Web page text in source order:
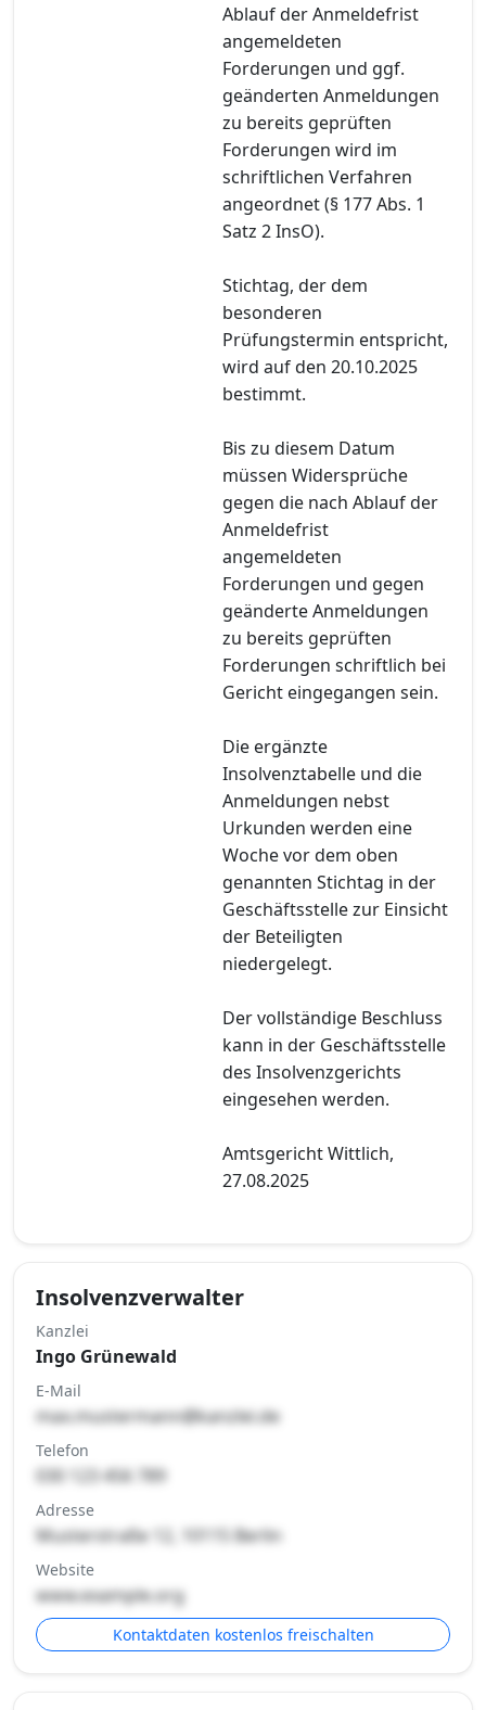
Ablauf der Anmeldefrist
angemeldeten
Forderungen und ggf.
geänderten Anmeldungen
zu bereits geprüften
Forderungen wird im
schriftlichen Verfahren
angeordnet (§ 177 Abs. 1
Satz 2 InsO).
Stichtag, der dem
besonderen
Prüfungstermin entspricht,
wird auf den 20.10.2025
bestimmt.
Bis zu diesem Datum
müssen Widersprüche
gegen die nach Ablauf der
Anmeldefrist
angemeldeten
Forderungen und gegen
geänderte Anmeldungen
zu bereits geprüften
Forderungen schriftlich bei
Gericht eingegangen sein.
Die ergänzte
Insolvenztabelle und die
Anmeldungen nebst
Urkunden werden eine
Woche vor dem oben
genannten Stichtag in der
Geschäftsstelle zur Einsicht
der Beteiligten
niedergelegt.
Der vollständige Beschluss
kann in der Geschäftsstelle
des Insolvenzgerichts
eingesehen werden.
Amtsgericht Wittlich,
27.08.2025
Insolvenzverwalter
Kanzlei
Ingo Grünewald
E-Mail
max.mustermann@kanzlei.de
Telefon
030 123 456 789
Adresse
Musterstraße 12, 10115 Berlin
Website
www.example.org
Kontaktdaten kostenlos freischalten